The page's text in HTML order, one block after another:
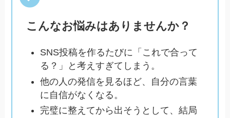
こんなお悩みはありませんか？
SNS投稿を作るたびに「これで合って
る？」と考えすぎてしまう。
他の人の発信を見るほど、自分の言葉
に自信がなくなる。
完璧に整えてから出そうとして、結局